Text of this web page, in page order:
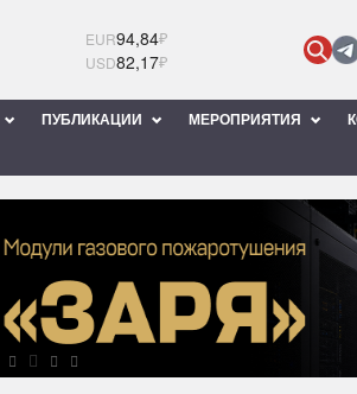
EUR94,84₽
USD82,17₽
ПУБЛИКАЦИИ МЕРОПРИЯТИЯ